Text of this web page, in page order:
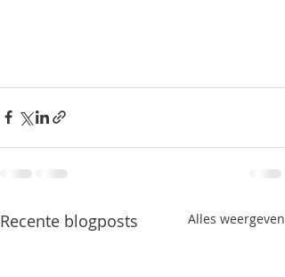
Recente blogposts Alles weergeven